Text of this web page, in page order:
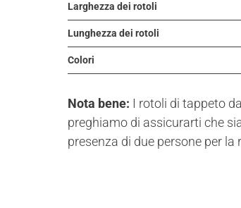
Larghezza dei rotoli
Lunghezza dei rotoli
Colori
Nota bene: I rotoli di tappeto
preghiamo di assicurarti che
presenza di due persone per la